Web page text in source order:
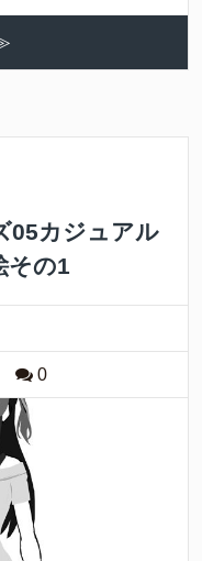
05カジュアル
その1
0